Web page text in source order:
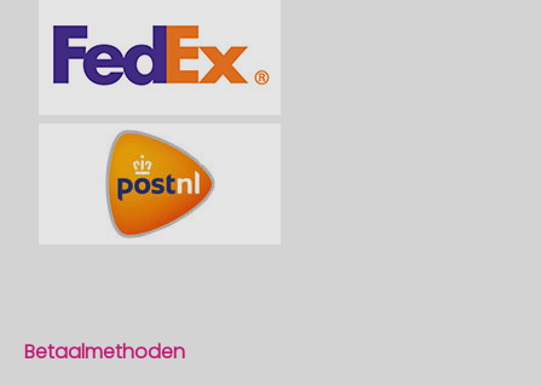
Betaalmethoden